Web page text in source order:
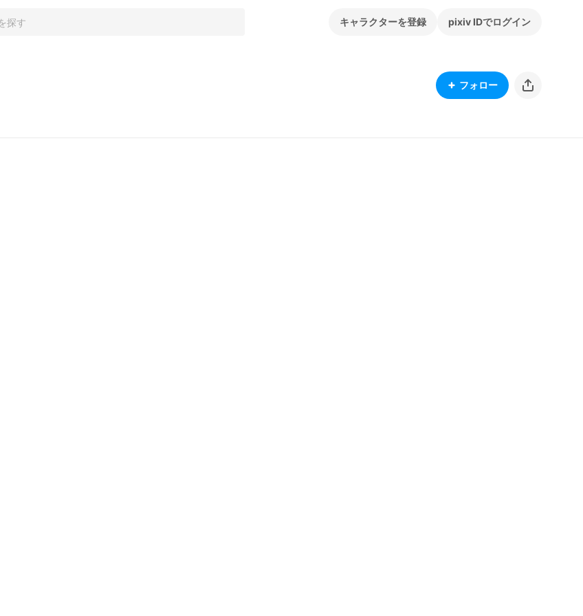
キャラクターを登録 pixiv IDでログイン
フォロー